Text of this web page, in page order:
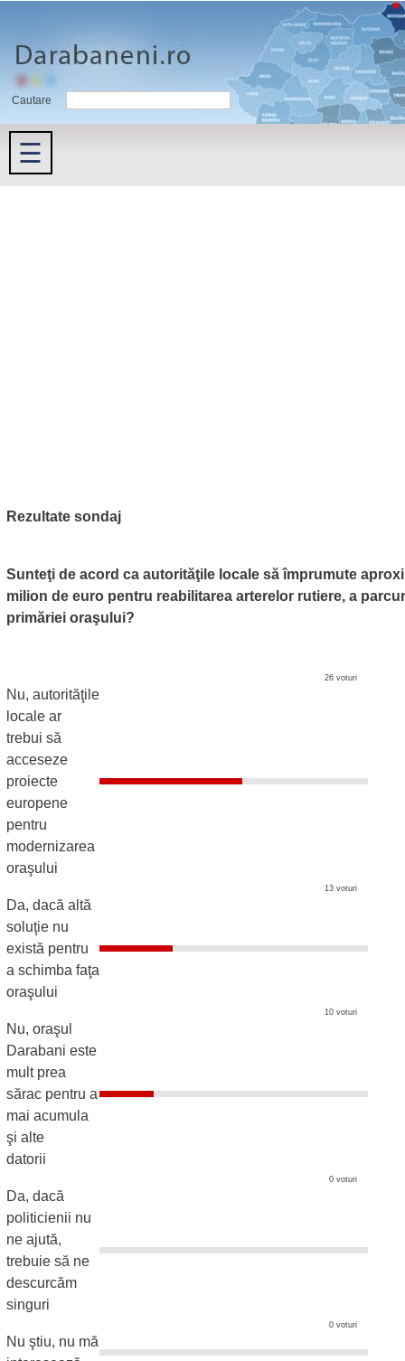
Cautare
☰
Rezultate sondaj
Sunteţi de acord ca autorităţile locale să împrumute
milion de euro pentru reabilitarea arterelor rutiere, a
primăriei oraşului?
26 voturi
Nu, autorităţile
locale ar
trebui să
acceseze
proiecte
europene
pentru
modernizarea
oraşului
13 voturi
Da, dacă altă
soluţie nu
există pentru
a schimba faţa
oraşului
10 voturi
Nu, oraşul
Darabani este
mult prea
sărac pentru a
mai acumula
şi alte
datorii
0 voturi
Da, dacă
politicienii nu
ne ajută,
trebuie să ne
descurcăm
singuri
0 voturi
Nu ştiu, nu mă